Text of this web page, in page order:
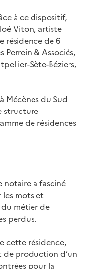
à ce dispositif,
Viton, artiste
résidence de 6
Perrein & Associés,
Sète-Béziers,
Mécènes du Sud
structure
de résidences
notaire a fasciné
les mots et
du métier de
perdus.
cette résidence,
production d’un
pour la